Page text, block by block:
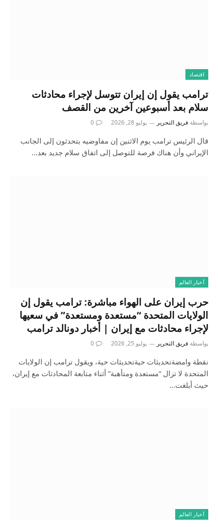
اقتصاد
ترامب يقول إن إيران تتوسل لإجراء محادثات
سلام بعد أسبوعين آخرين من القصف
بواسطة فريق التحرير يوليو 28, 2026 0
قال الرئيس ترامب يوم الاثنين إن مفاوضيه يتحدثون إلى الجانب
الإيراني وأن هناك فرصة للتوصل إلى اتفاق سلام جديد بعد…
أخبار العالم
حرب إيران على الهواء مباشرة: ترامب يقول إن
الولايات المتحدة “مستعدة ومستعدة” في سعيها
لإجراء محادثات مع إيران | أخبار دونالد ترامب
بواسطة فريق التحرير يوليو 25, 2026 0
نقطة وامضةتحديثات حيةتحديثات حية، ويقول ترامب إن الولايات
المتحدة لا تزال “مستعدة ومتأهبة” أثناء متابعة المحادثات مع إيران،
حيث أبلغت…
أخبار العالم